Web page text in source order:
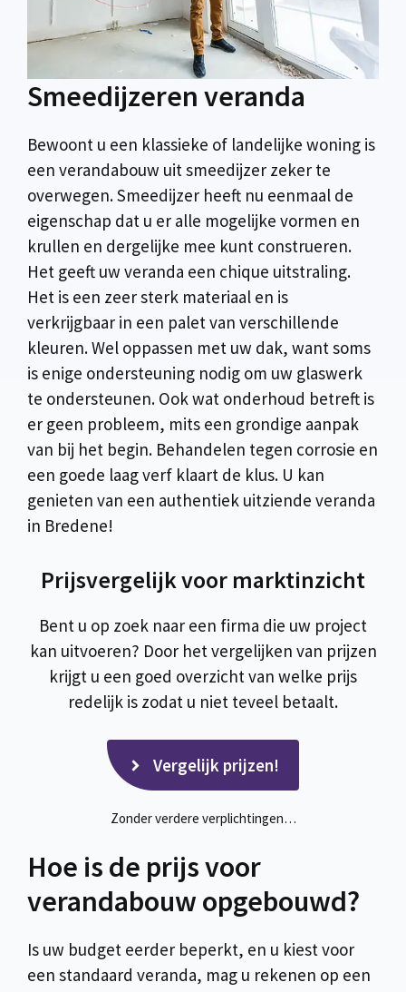
Smeedijzeren veranda
Bewoont u een klassieke of landelijke woning is
een verandabouw uit smeedijzer zeker te
overwegen. Smeedijzer heeft nu eenmaal de
eigenschap dat u er alle mogelijke vormen en
krullen en dergelijke mee kunt construeren.
Het geeft uw veranda een chique uitstraling.
Het is een zeer sterk materiaal en is
verkrijgbaar in een palet van verschillende
kleuren. Wel oppassen met uw dak, want soms
is enige ondersteuning nodig om uw glaswerk
te ondersteunen. Ook wat onderhoud betreft is
er geen probleem, mits een grondige aanpak
van bij het begin. Behandelen tegen corrosie en
een goede laag verf klaart de klus. U kan
genieten van een authentiek uitziende veranda
in Bredene!
Prijsvergelijk voor marktinzicht
Bent u op zoek naar een firma die uw project
kan uitvoeren? Door het vergelijken van prijzen
krijgt u een goed overzicht van welke prijs
redelijk is zodat u niet teveel betaalt.
Vergelijk prijzen!
Zonder verdere verplichtingen…
Hoe is de prijs voor
verandabouw opgebouwd?
Is uw budget eerder beperkt, en u kiest voor
een standaard veranda, mag u rekenen op een